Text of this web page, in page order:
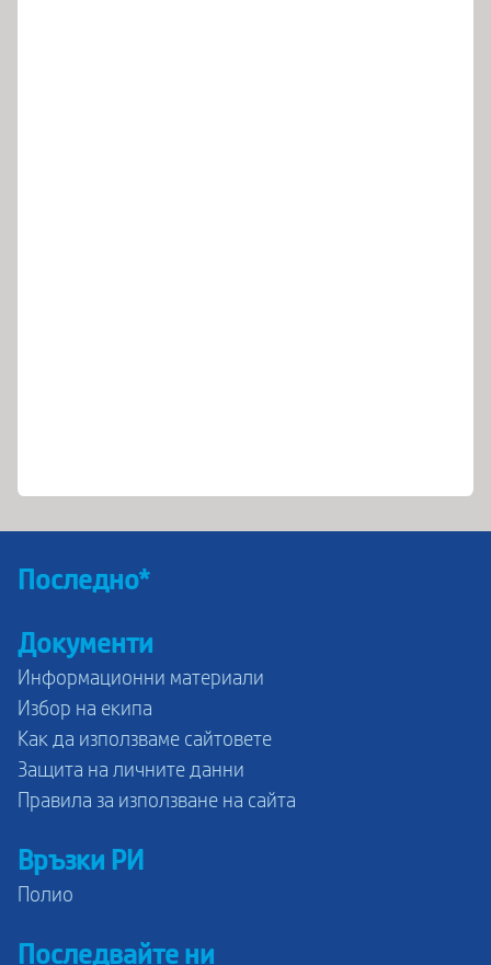
Последно*
Документи
Информационни материали
Избор на екипа
Как да използваме сайтовете
Защита на личните данни
Правила за използване на сайта
Връзки РИ
Полио
Последвайте ни